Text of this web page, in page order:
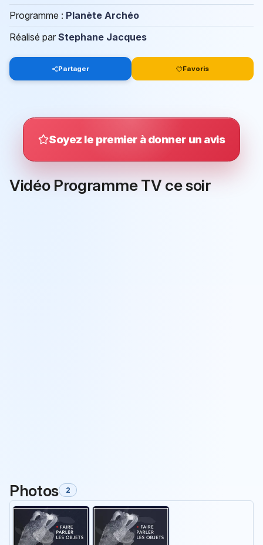
Programme : Planète Archéo
Réalisé par Stephane Jacques
Partager Favoris
Soyez le premier à donner un avis
Vidéo Programme TV ce soir
Photos 2